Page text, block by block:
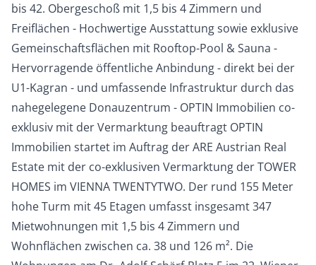
bis 42. Obergeschoß mit 1,5 bis 4 Zimmern und
Freiflächen - Hochwertige Ausstattung sowie exklusive
Gemeinschaftsflächen mit Rooftop-Pool & Sauna -
Hervorragende öffentliche Anbindung - direkt bei der
U1-Kagran - und umfassende Infrastruktur durch das
nahegelegene Donauzentrum - OPTIN Immobilien co-
exklusiv mit der Vermarktung beauftragt OPTIN
Immobilien startet im Auftrag der ARE Austrian Real
Estate mit der co-exklusiven Vermarktung der TOWER
HOMES im VIENNA TWENTYTWO. Der rund 155 Meter
hohe Turm mit 45 Etagen umfasst insgesamt 347
Mietwohnungen mit 1,5 bis 4 Zimmern und
Wohnflächen zwischen ca. 38 und 126 m². Die